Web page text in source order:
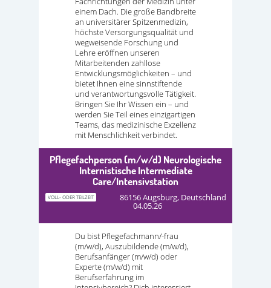
einem Dach. Die große Bandbreite
an universitärer Spitzenmedizin,
höchste Versorgungsqualität und
wegweisende Forschung und
Lehre eröffnen unseren
Mitarbeitenden zahllose
Entwicklungsmöglichkeiten – und
bietet Ihnen eine sinnstiftende
und verantwortungsvolle Tätigkeit.
Bringen Sie Ihr Wissen ein – und
werden Sie Teil eines einzigartigen
Teams, das medizinische Exzellenz
mit Menschlichkeit verbindet.
Pflegefachperson (m/w/d) Neurologische
Internistische Intermediate
Care/Intensivstation
VOLL- ODER TEILZEIT 86156 Augsburg, Deutschland
04.05.26
Du bist Pflegefachmann/-frau
(m/w/d), Auszubildende (m/w/d),
Berufsanfänger (m/w/d) oder
Experte (m/w/d) mit
Berufserfahrung im